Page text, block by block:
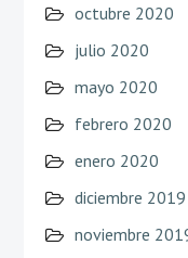
octubre 2020
julio 2020
mayo 2020
febrero 2020
enero 2020
diciembre 2019
noviembre